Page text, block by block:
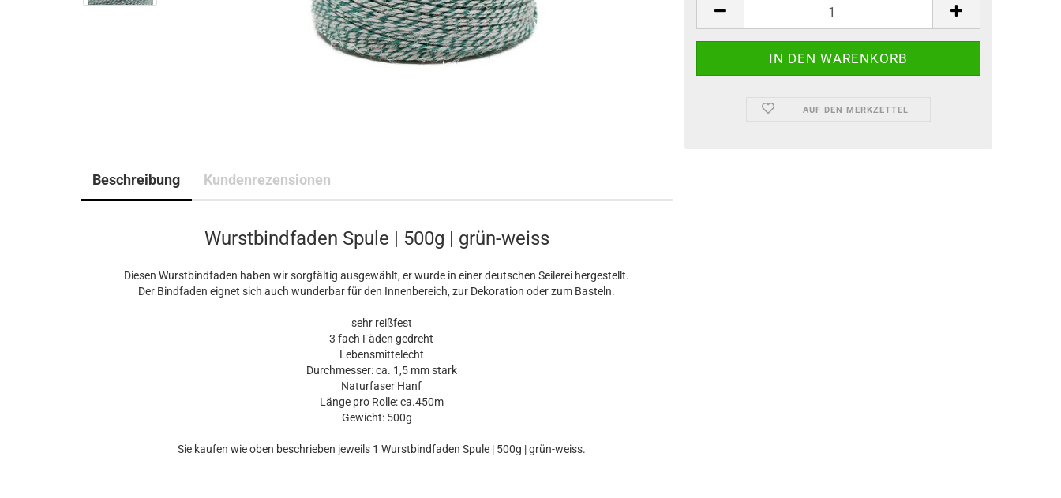
AUF DEN MERKZETTEL
Beschreibung Kundenrezensionen
Wurstbindfaden Spule | 500g | grün-weiss
Diesen Wurstbindfaden haben wir sorgfältig ausgewählt, er wurde in einer deutschen Seilerei hergestellt.
Der Bindfaden eignet sich auch wunderbar für den Innenbereich, zur Dekoration oder zum Basteln.
sehr reißfest
3 fach Fäden gedreht
Lebensmittelecht
Durchmesser: ca. 1,5 mm stark
Naturfaser Hanf
Länge pro Rolle: ca.450m
Gewicht: 500g
Sie kaufen wie oben beschrieben jeweils 1 Wurstbindfaden Spule | 500g | grün-weiss.